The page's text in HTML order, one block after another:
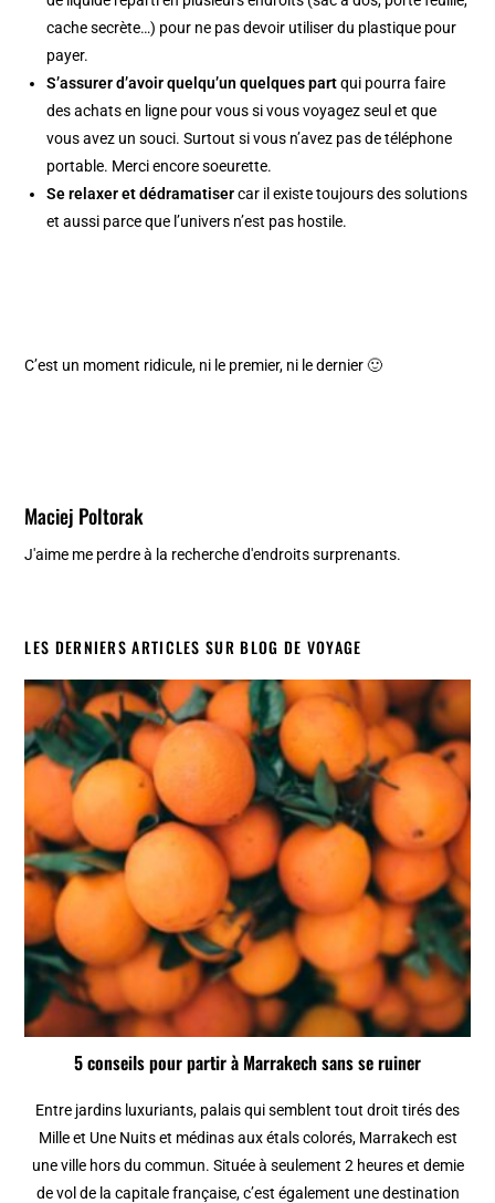
cache secrète…) pour ne pas devoir utiliser du plastique pour
payer.
S’assurer d’avoir quelqu’un quelques partqui pourra faire
des achats en ligne pour vous si vous voyagez seul et que
vous avez un souci. Surtout si vous n’avez pas de téléphone
portable. Merci encore soeurette.
Se relaxer et dédramatisercar il existe toujours des solutions
et aussi parce que l’univers n’est pas hostile.
C’est un moment ridicule, ni le premier, ni le dernier 🙂
Maciej Poltorak
J'aime me perdre à la recherche d'endroits surprenants.
LES DERNIERS ARTICLES SUR BLOG DE VOYAGE
5 conseils pour partir à Marrakech sans se ruiner
Entre jardins luxuriants, palais qui semblent tout droit tirés des
Mille et Une Nuits et médinas aux étals colorés, Marrakech est
une ville hors du commun. Située à seulement 2 heures et demie
de vol de la capitale française, c’est également une destination